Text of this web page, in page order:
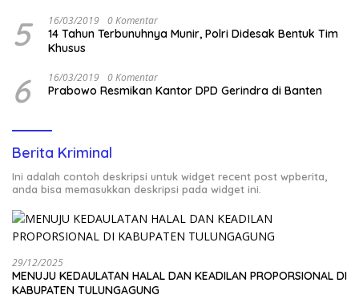
5 16/03/2019 0 Komentar
14 Tahun Terbunuhnya Munir, Polri Didesak Bentuk Tim
Khusus
6 16/03/2019 0 Komentar
Prabowo Resmikan Kantor DPD Gerindra di Banten
Berita Kriminal
Ini adalah contoh deskripsi untuk widget recent post wpberita,
anda bisa memasukkan deskripsi pada widget ini.
29/12/2025
MENUJU KEDAULATAN HALAL DAN KEADILAN PROPORSIONAL DI
KABUPATEN TULUNGAGUNG